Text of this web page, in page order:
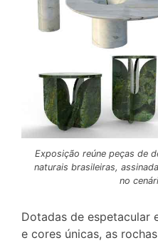
Exposição reúne peças de
naturais brasileiras,
no
Dotadas de espetacular
e cores únicas, as